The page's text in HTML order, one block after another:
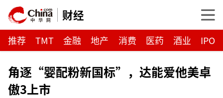
财经
推荐 TMT 金融 地产 消费 医药 酒业 IPO
角逐“婴配粉新国标”，达能爱他美卓
傲3上市